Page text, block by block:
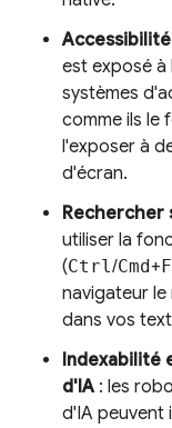
Accessibilité
est exposé à
systèmes
comme ils le
l'exposer à
d'écran.
Rechercher
utiliser la
(Ctrl/Cmd+F
navigateur
dans vos
Indexabilité
d'IA : les
d'IA peuvent